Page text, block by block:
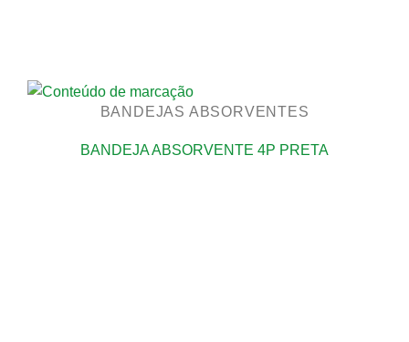
BANDEJAS ABSORVENTES
BANDEJA ABSORVENTE 4P PRETA